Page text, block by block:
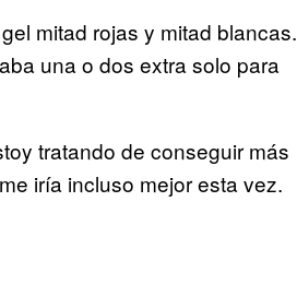
mitad rojas y mitad blancas.
una o dos extra solo para
tratando de conseguir más
iría incluso mejor esta vez.